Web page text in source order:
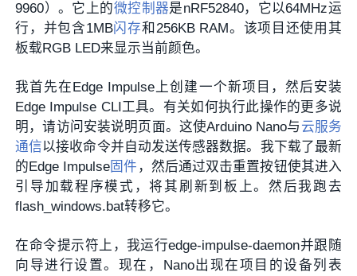
9960）。它上的微控制器是nRF52840，它以64MHz运
行，并包含1MB闪存和256KB RAM。该项目还使用其
板载RGB LED来显示当前颜色。
我首先在Edge Impulse上创建一个新项目，然后安装
Edge Impulse CLI工具。有关如何执行此操作的更多说
明，请访问安装说明页面。这使Arduino Nano与 云服务
通信以接收命令并自动发送传感器数据。我下载了最新
的Edge Impulse固件 ，然后通过双击重置按钮使其进入
引导加载程序模式，将其刷新到板上。然后我跑去
flash_windows.bat转移它。
在命令提示符上，我运行edge-impulse-daemon并跟随
向导进行设置。现在，Nano出现在项目的设备列表